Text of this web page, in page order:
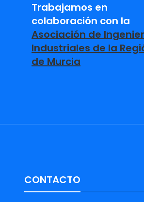
Trabajamos en
colaboración con la
Asociación de
Industriales de la
de Murcia
CONTACTO